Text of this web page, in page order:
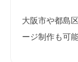
大阪市や都島
ージ制作も可能